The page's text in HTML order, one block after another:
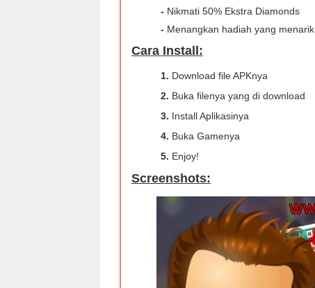
- Nikmati 50% Ekstra Diamonds
- Menangkan hadiah yang menarik
Cara Install:
1. Download file APKnya
2. Buka filenya yang di download
3. Install Aplikasinya
4. Buka Gamenya
5. Enjoy!
Screenshots: